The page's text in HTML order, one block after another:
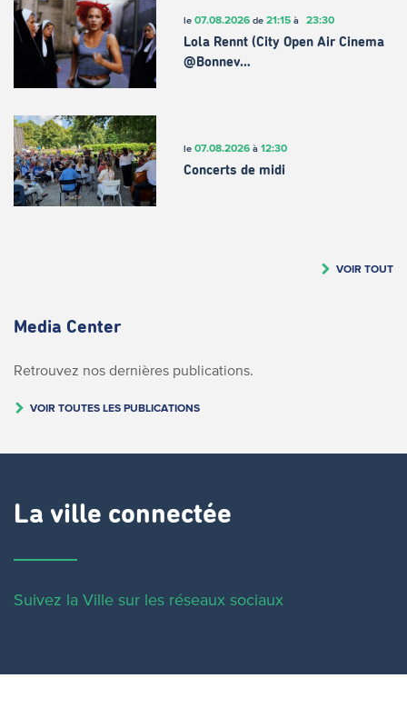
le 07.08.2026de 21:15à 23:30
Lola Rennt (City Open Air Cinema
@Bonnev…
le 07.08.2026à 12:30
Concerts de midi
VOIR TOUT
Media Center
Retrouvez nos dernières publications.
VOIR TOUTES LES PUBLICATIONS
La ville connectée
Suivez la Ville sur les réseaux sociaux